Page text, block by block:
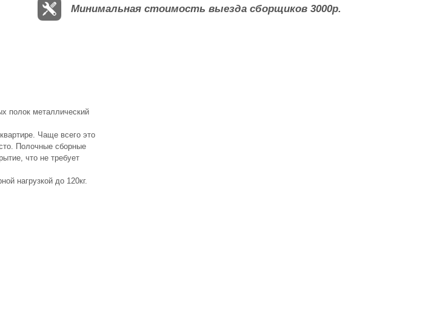
Минимальная стоимость выезда сборщиков 3000р.
полок металлический
Чаще всего это
Полочные сборные
что не требует
нагрузкой до 120кг.